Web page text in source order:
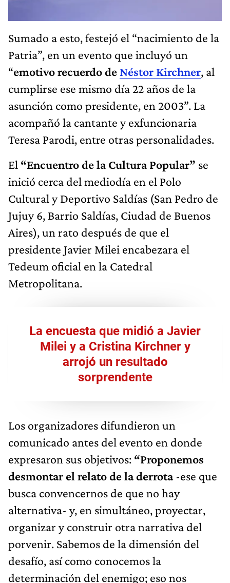
Sumado a esto, festejó el “nacimiento de la
Patria”, en un evento que incluyó un
“emotivo recuerdo de Néstor Kirchner, al
cumplirse ese mismo día 22 años de la
asunción como presidente, en 2003”. La
acompañó la cantante y exfuncionaria
Teresa Parodi, entre otras personalidades.
El “Encuentro de la Cultura Popular” se
inició cerca del mediodía en el Polo
Cultural y Deportivo Saldías (San Pedro de
Jujuy 6, Barrio Saldías, Ciudad de Buenos
Aires), un rato después de que el
presidente Javier Milei encabezara el
Tedeum oficial en la Catedral
Metropolitana.
La encuesta que midió a Javier
Milei y a Cristina Kirchner y
arrojó un resultado
sorprendente
Los organizadores difundieron un
comunicado antes del evento en donde
expresaron sus objetivos: “Proponemos
desmontar el relato de la derrota-ese que
busca convencernos de que no hay
alternativa- y, en simultáneo, proyectar,
organizar y construir otra narrativa del
porvenir. Sabemos de la dimensión del
desafío, así como conocemos la
determinación del enemigo; eso nos